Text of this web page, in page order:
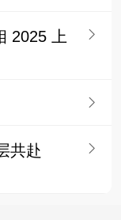
2025 上
共赴